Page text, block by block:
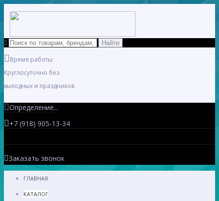
Время работы:
Круглосуточно без
выходных и праздников
Определение...
+7 (918) 905-13-34
Заказать звонок
ГЛАВНАЯ
КАТАЛОГ